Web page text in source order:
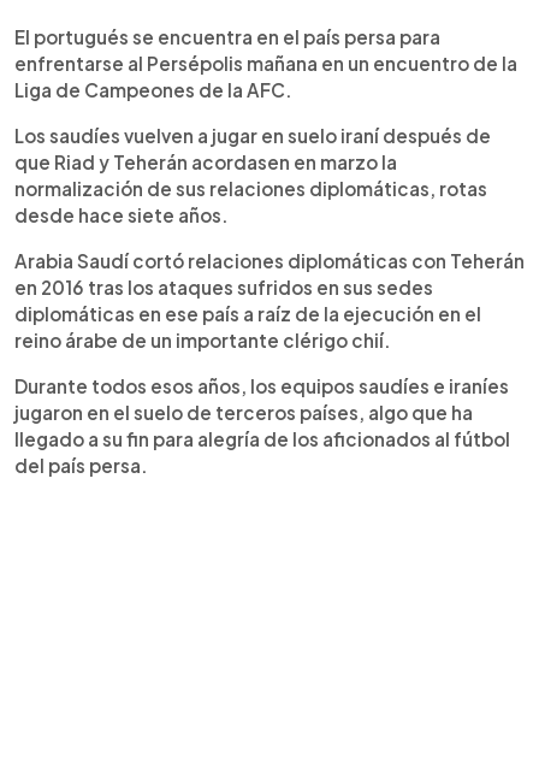
El portugués se encuentra en el país persa para
enfrentarse al Persépolis mañana en un encuentro de la
Liga de Campeones de la AFC.
Los saudíes vuelven a jugar en suelo iraní después de
que Riad y Teherán acordasen en marzo la
normalización de sus relaciones diplomáticas, rotas
desde hace siete años.
Arabia Saudí cortó relaciones diplomáticas con Teherán
en 2016 tras los ataques sufridos en sus sedes
diplomáticas en ese país a raíz de la ejecución en el
reino árabe de un importante clérigo chií.
Durante todos esos años, los equipos saudíes e iraníes
jugaron en el suelo de terceros países, algo que ha
llegado a su fin para alegría de los aficionados al fútbol
del país persa.